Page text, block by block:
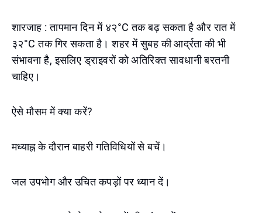
शारजाह : तापमान दिन में ४२°C तक बढ़ सकता है और रात में
३२°C तक गिर सकता है। शहर में सुबह की आर्द्रता की भी
संभावना है, इसलिए ड्राइवरों को अतिरिक्त सावधानी बरतनी
चाहिए।
ऐसे मौसम में क्या करें?
मध्याह्न के दौरान बाहरी गतिविधियों से बचें।
जल उपभोग और उचित कपड़ों पर ध्यान दें।